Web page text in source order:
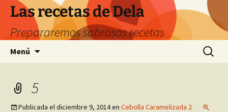
Saltar
contenido
Las recetas de Dela
Prepararemos sabrosas recetas
Menú Buscar:
5
Publicada eldiciembre 9, 2014en Cebolla Caramelizada 2